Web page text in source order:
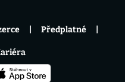
Předplatné